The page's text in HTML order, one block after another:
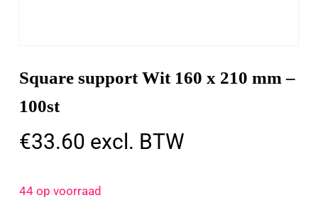
Square support Wit 160 x 210 mm –
100st
€33.60 excl. BTW
44 op voorraad